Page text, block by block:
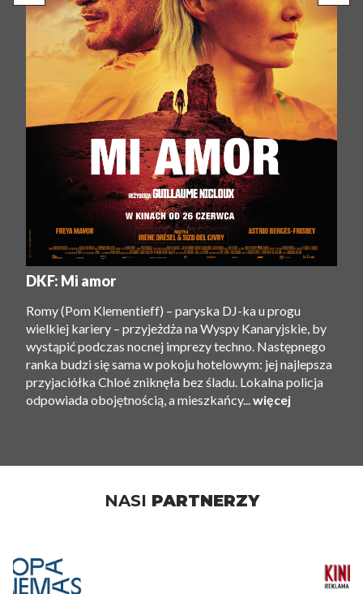
DKF: Mi amor
Romy (Pom Klementieff) – paryska DJ-ka u progu
wielkiej kariery – przyjeżdża na Wyspy Kanaryjskie, by
wystąpić podczas nocnej imprezy techno. Następnego
ranka budzi się sama w pokoju hotelowym: jej najlepsza
przyjaciółka Chloé zniknęła bez śladu. Lokalna policja
odpowiada obojętnością, a mieszkańcy...więcej
NASI PARTNERZY